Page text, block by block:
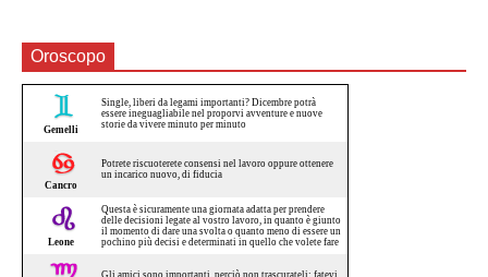
Oroscopo